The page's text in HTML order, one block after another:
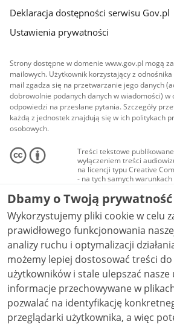
Deklaracja dostępności serwisu Gov.pl
Ustawienia prywatności
Strony dostępne w domenie www.gov.pl mogą
mailowych. Użytkownik korzystający z
mail zgadza się na przetwarzanie jego danych
dobrowolnie podanych danych w wiadomości) w
odpowiedzi na przesłane pytania. Szczegóły
każdą z jednostek znajdują się w ich politykach
osobowych.
Treści tekstowe
wyłączeniem treści
na licencji typu Creative
- na tych samych warunkach
Materiały audiowizualne, w
audio i wideo, są
Creative Commons: uznanie
niekomercyjne - bez utworów
NC-ND 4.0), o ile nie jest to
Dbamy o Twoją prywatność
Wykorzystujemy pliki cookie w celu
prawidłowego funkcjonowania
analizy ruchu i optymalizacji działania strony.
możemy lepiej dostosować treści
użytkowników i stale ulepszać nasze usługi.
informacje przechowywane w
pozwalać na identyfikację
przeglądarki użytkownika, a więc